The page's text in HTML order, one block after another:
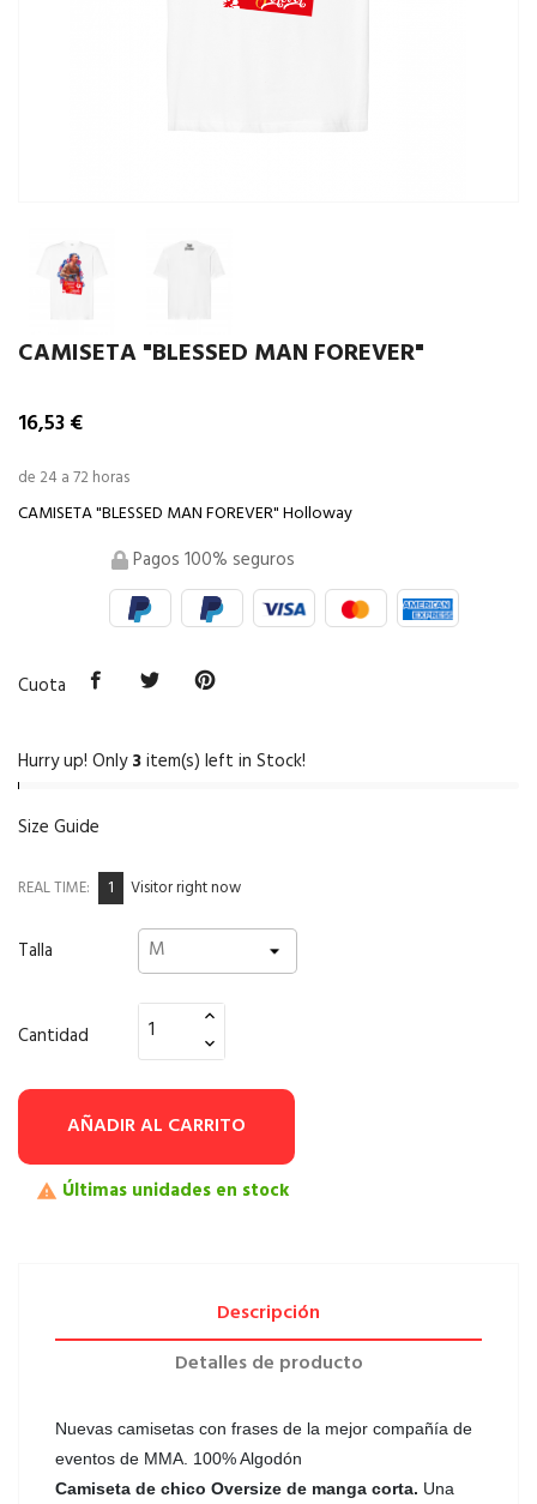
CAMISETA "BLESSED MAN FOREVER"
16,53 €
de 24 a 72 horas
CAMISETA "BLESSED MAN FOREVER" Holloway
Pagos 100% seguros
Cuota
Hurry up! Only3item(s) left in Stock!
Size Guide
REAL TIME: 1 Visitor right now
Talla
Cantidad
AÑADIR AL CARRITO
 Últimas unidades en stock
Descripción
Detalles de producto
Nuevas camisetas con frases de la mejor compañía de
eventos de MMA. 100% Algodón
Camiseta de chico Oversize de manga corta. Una